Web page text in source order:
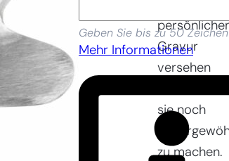
Geben Sie bis zu 50
Mehr Informationen
Gravur
versehen
sie noch
zu machen.